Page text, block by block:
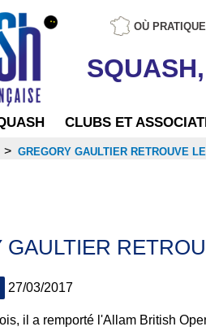
OÙ
SQUASH,
CLUBS ET
> GREGORY GAULTIER RETROUVE
GAULTIER
27/03/2017
il a remporté l'Allam British